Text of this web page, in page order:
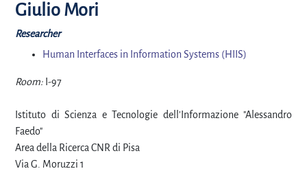
Giulio Mori
Researcher
Human Interfaces in Information Systems (HIIS)
Room: I-97
Istituto di Scienza e Tecnologie dell'Informazione "Alessandro
Faedo"
Area della Ricerca CNR di Pisa
Via G. Moruzzi 1